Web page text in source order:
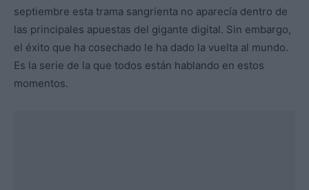
septiembre esta trama sangrienta no aparecía dentro de
las principales apuestas del gigante digital. Sin embargo,
el éxito que ha cosechado le ha dado la vuelta al mundo.
Es la serie de la que todos están hablando en estos
momentos.